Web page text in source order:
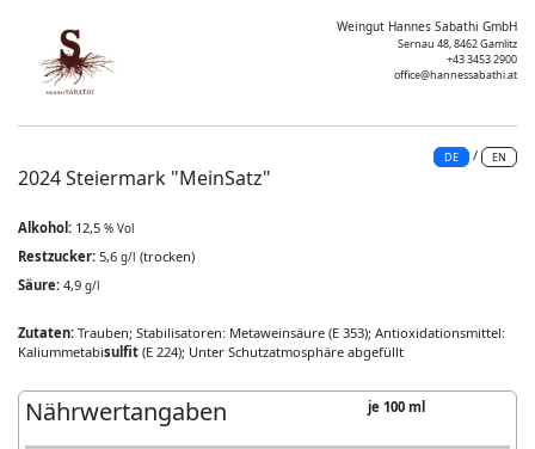
Weingut Hannes Sabathi GmbH
Sernau 48, 8462 Gamlitz
+43 3453 2900
office@hannessabathi.at
DE / EN
2024 Steiermark "MeinSatz"
Alkohol: 12,5 % Vol
Restzucker: 5,6 g/l (trocken)
Säure: 4,9 g/l
Zutaten: Trauben; Stabilisatoren: Metaweinsäure (E 353); Antioxidationsmittel:
Kaliummetabisulfit (E 224); Unter Schutzatmosphäre abgefüllt
Nährwertangaben je 100 ml